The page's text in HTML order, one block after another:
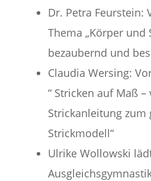
Dr. Petra Feurstein:
Thema „Körper und
bezaubernd und
Claudia Wersing:
“ Stricken auf Maß –
Strickanleitung zum
Strickmodell“
Ulrike Wollowski